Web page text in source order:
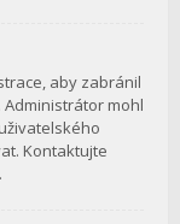
aby zabránil
mohl
Kontaktujte